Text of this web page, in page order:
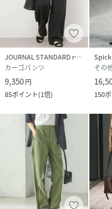
JOURNAL STANDARD relume
カーゴパンツ
9,350円
85ポイント(1倍)
Spick
その
150